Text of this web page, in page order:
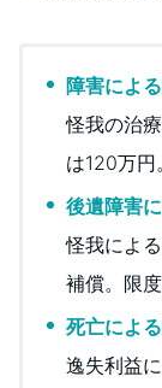
障害によ
怪我の治
は120万円。
後遺障害
怪我によ
補償。限
死亡によ
逸失利益